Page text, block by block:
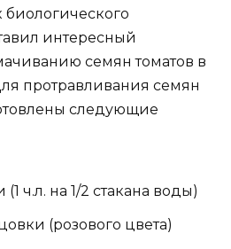
интересный
семян томатов в
протравливания семян
следующие
ч.л. на 1/2 стакана воды)
(розового цвета)